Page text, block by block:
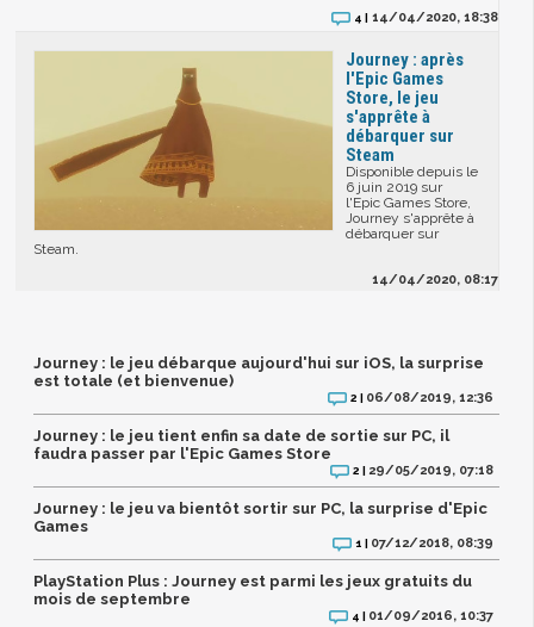
4 |14/04/2020, 18:38
Journey : après
l'Epic Games
Store, le jeu
s'apprête à
débarquer sur
Steam
Disponible depuis le
6 juin 2019 sur
l'Epic Games Store,
Journey s'apprête à
débarquer sur
Steam.
14/04/2020, 08:17
Journey : le jeu débarque aujourd'hui sur iOS, la surprise
est totale (et bienvenue)
2 | 06/08/2019, 12:36
Journey : le jeu tient enfin sa date de sortie sur PC, il
faudra passer par l'Epic Games Store
2 | 29/05/2019, 07:18
Journey : le jeu va bientôt sortir sur PC, la surprise d'Epic
Games
1 | 07/12/2018, 08:39
PlayStation Plus : Journey est parmi les jeux gratuits du
mois de septembre
4 | 01/09/2016, 10:37